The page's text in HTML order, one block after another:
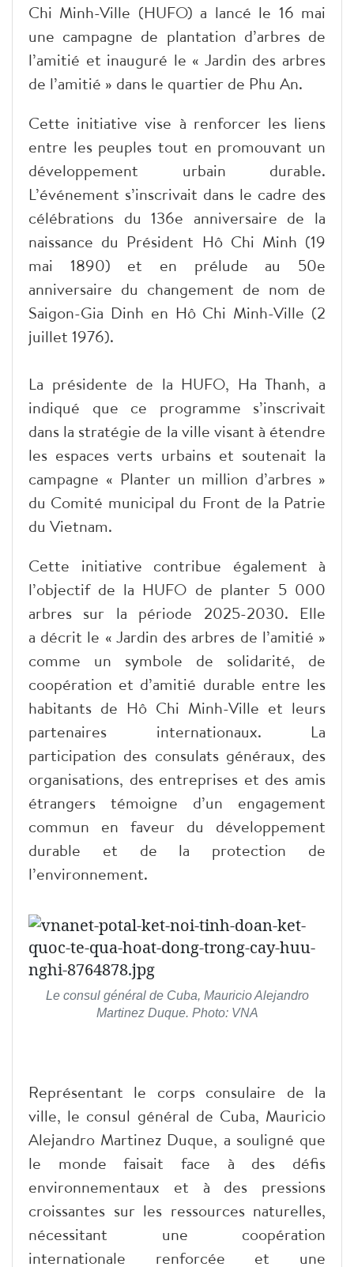
Chi Minh-Ville (HUFO) a lancé le 16 mai
une campagne de plantation d’arbres de
l’amitié et inauguré le « Jardin des arbres
de l’amitié » dans le quartier de Phu An.
Cette initiative vise à renforcer les liens
entre les peuples tout en promouvant un
développement urbain durable.
L’événement s’inscrivait dans le cadre des
célébrations du 136e anniversaire de la
naissance du Président Hô Chi Minh (19
mai 1890) et en prélude au 50e
anniversaire du changement de nom de
Saigon-Gia Dinh en Hô Chi Minh-Ville (2
juillet 1976).
La présidente de la HUFO, Ha Thanh, a
indiqué que ce programme s’inscrivait
dans la stratégie de la ville visant à étendre
les espaces verts urbains et soutenait la
campagne « Planter un million d’arbres »
du Comité municipal du Front de la Patrie
du Vietnam.
Cette initiative contribue également à
l’objectif de la HUFO de planter 5 000
arbres sur la période 2025-2030. Elle
a décrit le « Jardin des arbres de l’amitié »
comme un symbole de solidarité, de
coopération et d’amitié durable entre les
habitants de Hô Chi Minh-Ville et leurs
partenaires internationaux. La
participation des consulats généraux, des
organisations, des entreprises et des amis
étrangers témoigne d’un engagement
commun en faveur du développement
durable et de la protection de
l’environnement.
Le consul général de Cuba, Mauricio Alejandro
Martinez Duque. Photo: VNA
Représentant le corps consulaire de la
ville, le consul général de Cuba, Mauricio
Alejandro Martinez Duque, a souligné que
le monde faisait face à des défis
environnementaux et à des pressions
croissantes sur les ressources naturelles,
nécessitant une coopération
internationale renforcée et une